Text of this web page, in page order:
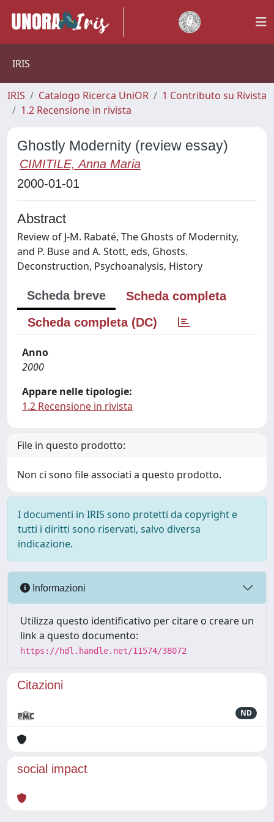
IRIS
IRIS Catalogo Ricerca UniOR
1 Contributo su Rivista
1.2 Recensione in rivista
Ghostly Modernity (review essay)
CIMITILE, Anna Maria
2000-01-01
Abstract
Review of J-M. Rabaté, The Ghosts of Modernity,
and P. Buse and A. Stott, eds, Ghosts.
Deconstruction, Psychoanalysis, History
Scheda breve
Scheda completa
Scheda completa (DC)
Anno
2000
Appare nelle tipologie:
1.2 Recensione in rivista
File in questo prodotto:
Non ci sono file associati a questo prodotto.
I documenti in IRIS sono protetti da copyright e
tutti i diritti sono riservati, salvo diversa
indicazione.
Informazioni
Utilizza questo identificativo per citare o creare un
link a questo documento:
https://hdl.handle.net/11574/38072
Citazioni
ND
social impact